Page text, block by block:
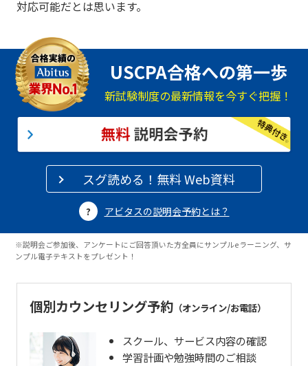
対応可能だとは思います。
USCPA合格への第一歩
新試験制度の最新情報を今すぐ把握！
スグ読める！無料 Web資料
アビタスの説明会予約とは？
※説明会ご参加後、アンケートにご回答頂いた方全員にサンプルeラーニング、サ
ンプル電子テキストをプレゼント！
個別カウンセリング予約（オンライン/お電話）
スクール、サービス内容の確認
学習計画や勉強時間のご相談